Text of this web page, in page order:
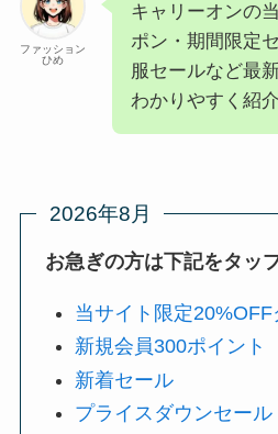
ファッション
ひめ
キャリーオンの
ポン・期間限定
服セールなど最
わかりやすく紹
2026年8月
お急ぎの方は下記をタッ
当サイト限定20%OFF
新規会員300ポイント
新着セール
プライスダウンセール